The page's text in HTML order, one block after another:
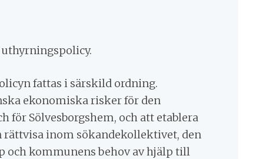
uthyrningspolicy.
fattas i särskild ordning.
ekonomiska risker för den
för Sölvesborgshem, och att etablera
inom sökandekollektivet, den
och kommunens behov av hjälp till